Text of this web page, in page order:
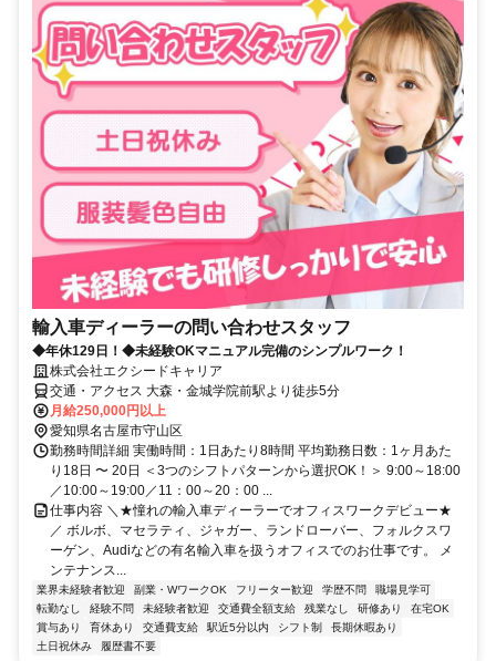
輸入車ディーラーの問い合わせスタッフ
◆年休129日！◆未経験OKマニュアル完備のシンプルワーク！
株式会社エクシードキャリア
交通・アクセス 大森・金城学院前駅より徒歩5分
月給250,000円以上
愛知県名古屋市守山区
勤務時間詳細 実働時間：1日あたり8時間 平均勤務日数：1ヶ月あた
り18日 〜 20日 ＜3つのシフトパターンから選択OK！＞ 9:00～18:00
／10:00～19:00／11：00～20：00 ...
仕事内容 ＼★憧れの輸入車ディーラーでオフィスワークデビュー★
／ ボルボ、マセラティ、ジャガー、ランドローバー、フォルクスワ
ーゲン、Audiなどの有名輸入車を扱うオフィスでのお仕事です。 メ
ンテナンス...
業界未経験者歓迎 副業・WワークOK フリーター歓迎 学歴不問
職場見学可
転勤なし
経験不問 未経験者歓迎 交通費全額支給 残業なし 研修あり
在宅OK
賞与あり
育休あり 交通費支給 駅近5分以内 シフト制
長期休暇あり
土日祝休み
履歴書不要